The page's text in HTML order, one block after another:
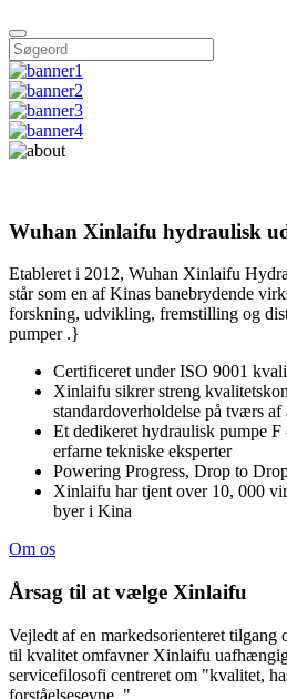
Wuhan Xinlaifu hydraulisk
Etableret i 2012, Wuhan Xinlaifu
står som en af Kinas banebrydende
forskning, udvikling, fremstilling og
pumper .}
Certificeret under ISO 9001
Xinlaifu sikrer streng
standardoverholdelse på tværs
Et dedikeret hydraulisk pumpe
erfarne tekniske eksperter
Powering Progress, Drop to
Xinlaifu har tjent over 10, 000
byer i Kina
Om os
Årsag til at vælge Xinlaifu
Vejledt af en markedsorienteret
til kvalitet omfavner Xinlaifu
servicefilosofi centreret om "kvalitet,
forståelsesevne ."